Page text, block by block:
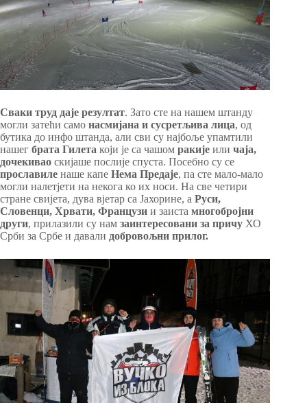
Сваки труд даје резултат. Зато сте на нашем штанду
могли затећи само насмијана и сусретљива лица, од
бутика до инфо штанда, али сви су најбоље упамтили
нашег брата Гилета који је са чашом ракије или чаја,
дочекивао скијаше послије спуста. Посебно су се
прославиле наше капе Нема Предаје, па сте мало-мало
могли налетјети на некога ко их носи. На све четири
стране свијета, дува вјетар са Јахорине, а Руси,
Словенци, Хрвати, Французи и заиста многобројни
други, прилазили су нам заинтересовани за причу ХО
Срби за Србе и давали добровољни прилог.